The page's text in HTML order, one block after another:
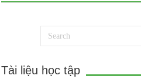
Tài liệu học tập